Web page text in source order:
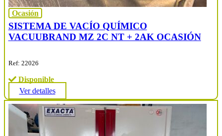
Ocasión
SISTEMA DE VACÍO QUÍMICO
VACUUBRAND MZ 2C NT + 2AK OCASIÓN
Ref: 22026
Disponible
Ver detalles